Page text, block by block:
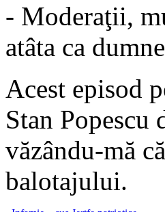
- Moderaţii,
atâta ca
Acest episod
Stan
văzându-mă
balotajului.